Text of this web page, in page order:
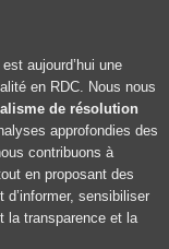
est aujourd’hui une
en RDC. Nous nous
de résolution
approfondies des
contribuons à
en proposant des
sensibiliser
la transparence et la